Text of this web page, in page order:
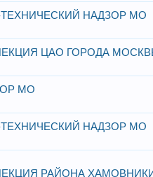
НАДЗОР МО
ЦАО ГОРОДА
МО
НАДЗОР МО
РАЙОНА